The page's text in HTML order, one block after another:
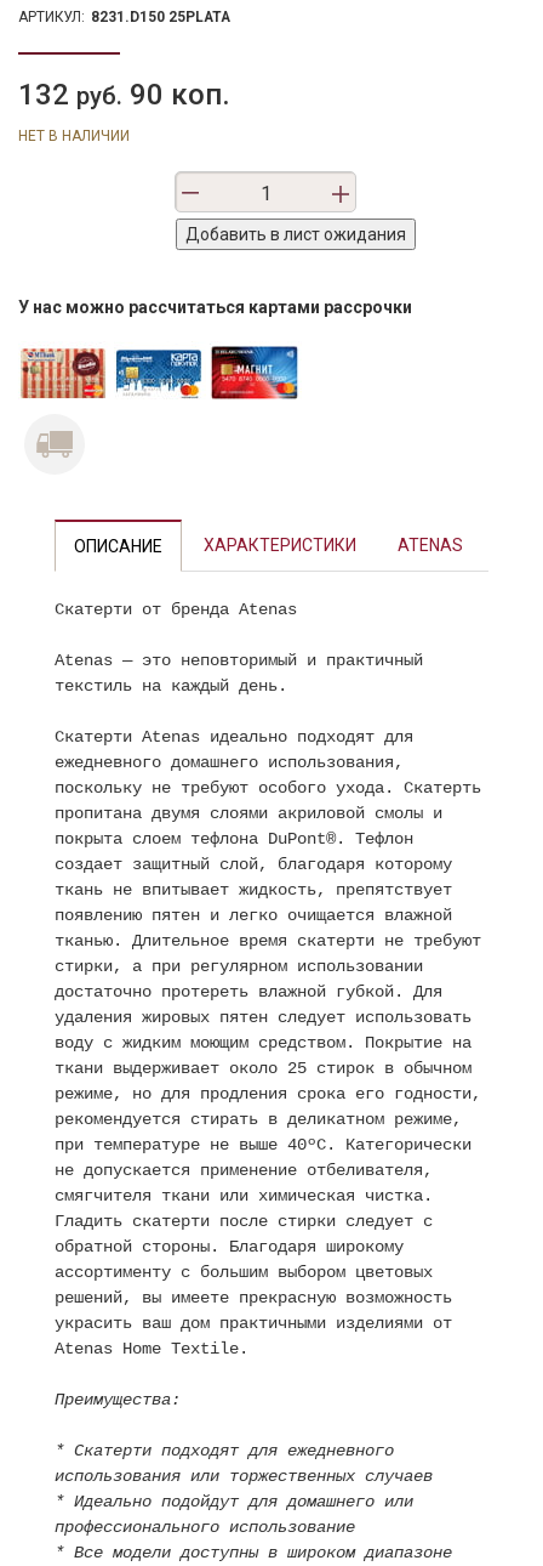
АРТИКУЛ: 8231.D150 25PLATA
132 руб. 90 коп.
НЕТ В НАЛИЧИИ
У нас можно рассчитаться картами рассрочки
ОПИСАНИЕ ХАРАКТЕРИСТИКИ ATENAS
Скатерти от бренда Atenas
Atenas — это неповторимый и практичный
текстиль на каждый день.
Скатерти Atenas идеально подходят для
ежедневного домашнего использования,
поскольку не требуют особого ухода. Скатерть
пропитана двумя слоями акриловой смолы и
покрыта слоем тефлона DuPont®. Тефлон
создает защитный слой, благодаря которому
ткань не впитывает жидкость, препятствует
появлению пятен и легко очищается влажной
тканью. Длительное время скатерти не требуют
стирки, а при регулярном использовании
достаточно протереть влажной губкой. Для
удаления жировых пятен следует использовать
воду с жидким моющим средством. Покрытие на
ткани выдерживает около 25 стирок в обычном
режиме, но для продления срока его годности,
рекомендуется стирать в деликатном режиме,
при температуре не выше 40ºC. Категорически
не допускается применение отбеливателя,
смягчителя ткани или химическая чистка.
Гладить скатерти после стирки следует с
обратной стороны. Благодаря широкому
ассортименту с большим выбором цветовых
решений, вы имеете прекрасную возможность
украсить ваш дом практичными изделиями от
Atenas Home Textile.
Преимущества:
* Скатерти подходят для ежедневного
использования или торжественных случаев
* Идеально подойдут для домашнего или
профессионального использование
* Все модели доступны в широком диапазоне